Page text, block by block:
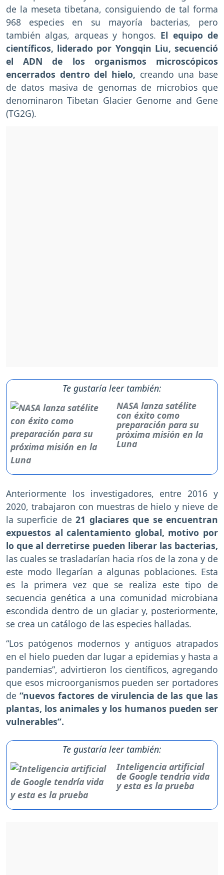
de la meseta tibetana, consiguiendo de tal forma
968 especies en su mayoría bacterias, pero
también algas, arqueas y hongos. El equipo de
científicos, liderado por Yongqin Liu, secuenció
el ADN de los organismos microscópicos
encerrados dentro del hielo, creando una base
de datos masiva de genomas de microbios que
denominaron Tibetan Glacier Genome and Gene
(TG2G).
Te gustaría leer también:
NASA lanza satélite
con éxito como
preparación para su
próxima misión en la
Luna
Anteriormente los investigadores, entre 2016 y
2020, trabajaron con muestras de hielo y nieve de
la superficie de21 glaciares que se encuentran
expuestos al calentamiento global, motivo por
lo que al derretirse pueden liberar las bacterias,
las cuales se trasladarían hacia ríos de la zona y de
este modo llegarían a algunas poblaciones. Esta
es la primera vez que se realiza este tipo de
secuencia genética a una comunidad microbiana
escondida dentro de un glaciar y, posteriormente,
se crea un catálogo de las especies halladas.
“Los patógenos modernos y antiguos atrapados
en el hielo pueden dar lugar a epidemias y hasta a
pandemias”, advirtieron los científicos, agregando
que esos microorganismos pueden ser portadores
de “nuevos factores de virulencia de las que las
plantas, los animales y los humanos pueden ser
vulnerables”.
Te gustaría leer también:
Inteligencia artificial
de Google tendría vida
y esta es la prueba